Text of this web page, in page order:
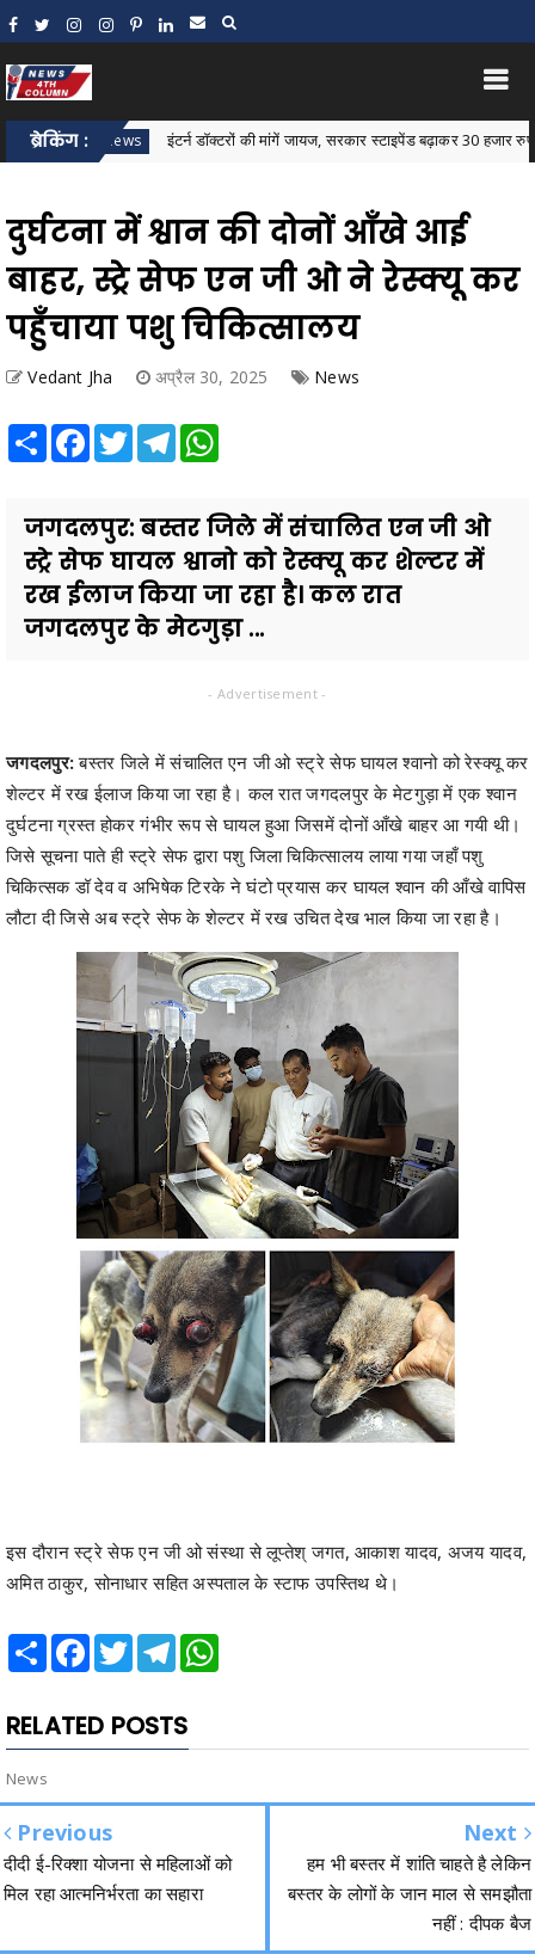
ब्रेकिंग :
News इंटर्न डॉक्टरों की मांगें जायज, सरकार स्टाइपेंड बढ़ाकर 30 हजार रुपये करे:
दुर्घटना में श्वान की दोनों आँखे आई
बाहर, स्ट्रे सेफ एन जी ओ ने रेस्क्यू कर
पहुँचाया पशु चिकित्सालय
Vedant Jha अप्रैल 30, 2025 News
Share Facebook
TwitterTelegram
जगदलपुर: बस्तर जिले में संचालित एन जी ओ
स्ट्रे सेफ घायल श्वानो को रेस्क्यू कर शेल्टर में
रख ईलाज किया जा रहा है। कल रात
जगदलपुर के मेटगुड़ा ...
- Advertisement -
जगदलपुर:बस्तर जिले में संचालित एन जी ओ स्ट्रे सेफ घायल श्वानो को रेस्क्यू कर
शेल्टर में रख ईलाज किया जा रहा है। कल रात जगदलपुर के मेटगुड़ा में एक श्वान
दुर्घटना ग्रस्त होकर गंभीर रूप से घायल हुआ जिसमें दोनों आँखे बाहर आ गयी थी।
जिसे सूचना पाते ही स्ट्रे सेफ द्वारा पशु जिला चिकित्सालय लाया गया जहाँ पशु
चिकित्सक डॉ देव व अभिषेक टिरके ने घंटो प्रयास कर घायल श्वान की आँखे वापिस
लौटा दी जिसे अब स्ट्रे सेफ के शेल्टर में रख उचित देख भाल किया जा रहा है।
इस दौरान स्ट्रे सेफ एन जी ओ संस्था से लूप्तेश् जगत, आकाश यादव, अजय यादव,
अमित ठाकुर, सोनाधार सहित अस्पताल के स्टाफ उपस्तिथ थे।
Share Facebook
TwitterTelegram
RELATED POSTS
News
Previous
दीदी ई-रिक्शा योजना से महिलाओं को
मिल रहा आत्मनिर्भरता का सहारा
Next
हम भी बस्तर में शांति चाहते है लेकिन
बस्तर के लोगों के जान माल से समझौता
नहीं : दीपक बैज